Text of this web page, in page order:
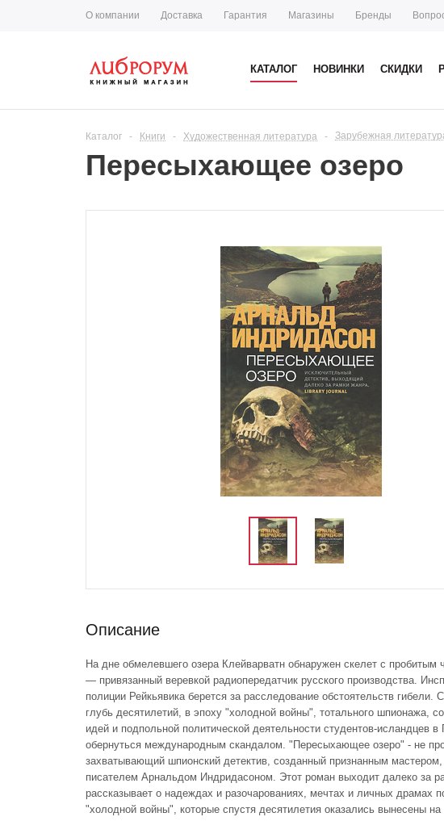
О компании Доставка Гарантия Магазины Бренды
КАТАЛОГ НОВИНКИ СКИДКИ
Каталог - Книги - Художественная литература - Зарубежная
Пересыхающее озеро
Описание
На дне обмелевшего озера Клейварватн обнаружен скелет с пробитым
— привязанный веревкой радиопередатчик русского производства.
полиции Рейкьявика берется за расследование обстоятельств гибели.
глубь десятилетий, в эпоху "холодной войны", тотального шпионажа,
идей и подпольной политической деятельности студентов-исландцев в
обернуться международным скандалом. "Пересыхающее озеро" - не
захватывающий шпионский детектив, созданный признанным
писателем Арнальдом Индридасоном. Этот роман выходит далеко за
рассказывает о надеждах и разочарованиях, мечтах и личных драмах
"холодной войны", которые спустя десятилетия оказались вынесены на